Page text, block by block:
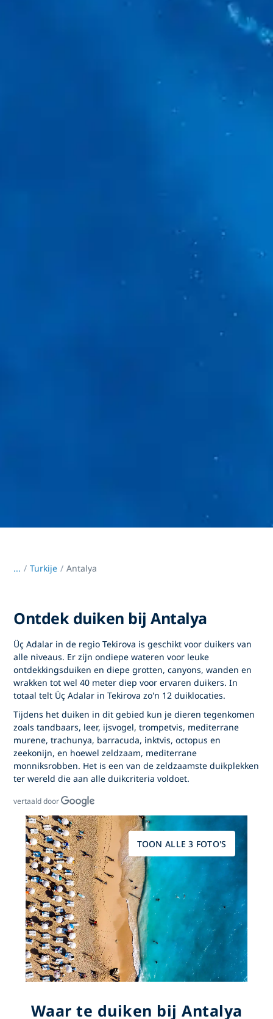
... / Turkije Antalya
Ontdek duiken bij Antalya
Üç Adalar in de regio Tekirova is geschikt voor duikers van
alle niveaus. Er zijn ondiepe wateren voor leuke
ontdekkingsduiken en diepe grotten, canyons, wanden en
wrakken tot wel 40 meter diep voor ervaren duikers. In
totaal telt Üç Adalar in Tekirova zo'n 12 duiklocaties.
Tijdens het duiken in dit gebied kun je dieren tegenkomen
zoals tandbaars, leer, ijsvogel, trompetvis, mediterrane
murene, trachunya, barracuda, inktvis, octopus en
zeekonijn, en hoewel zeldzaam, mediterrane
monniksrobben. Het is een van de zeldzaamste duikplekken
ter wereld die aan alle duikcriteria voldoet.
vertaald door
TOON ALLE 3 FOTO'S
Waar te duiken bij Antalya